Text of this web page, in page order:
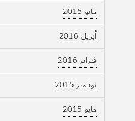
مايو 2016
أبريل 2016
فبراير 2016
نوفمبر 2015
مايو 2015